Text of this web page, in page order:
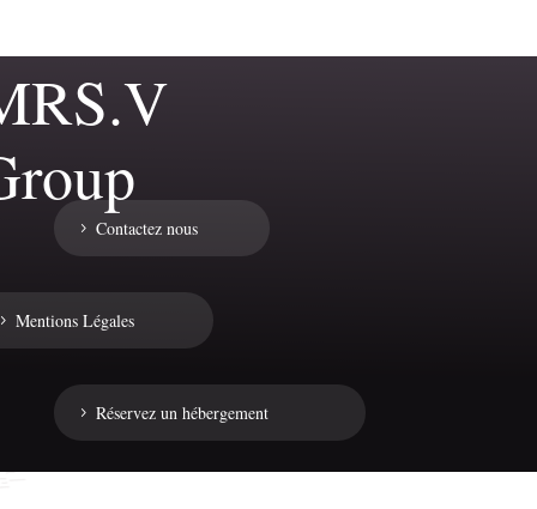
Contactez nous
Mentions Légales
Réservez un hébergement